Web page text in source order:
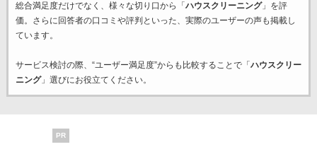
総合満足度だけでなく、様々な切り口から「 ハウスクリーニング」を評
価。さらに回答者の口コミや評判といった、実際のユーザーの声も掲載し
ています。
サービス検討の際、“ユーザー満足度”からも比較することで「 ハウスクリー
ニング」選びにお役立てください。
PR